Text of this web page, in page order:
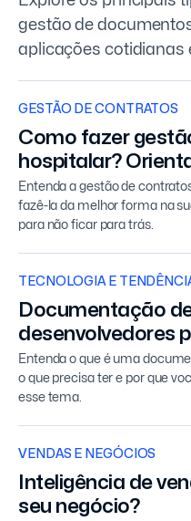
gestão de
aplicações cotidianas
GESTÃO DE CONTRATOS
Como fazer
hospitalar?
Entenda a gestão de
fazê-la da melhor forma na
para não ficar para trás.
TECNOLOGIA E
Documentação
desenvolvedores
Entenda o que é uma
o que precisa ter e por que
esse tema.
VENDAS E NEGÓCIOS
Inteligência de
seu negócio?